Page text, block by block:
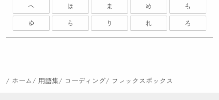
へ
ほ ま め
も
ゆ
ら り れ ろ
ホーム 用語集 コーディング フレックスボックス